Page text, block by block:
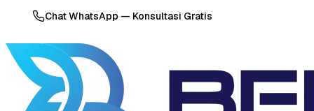
Chat WhatsApp — Konsultasi Gratis